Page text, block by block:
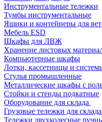
Инструментальные тележки
Тумбы инструментальные
Ящики и контейнеры для
Мебель ESD
Шкафы для ЛВЖ
Хранение листовых
Компьютерные шкафы
Лотки, кассетницы и
Стулья промышленные
Металлические шкафы с
Стойки и стенды подкатные
Оборудование для склада
Грузовые тележки для склада
Тележки двухколесные